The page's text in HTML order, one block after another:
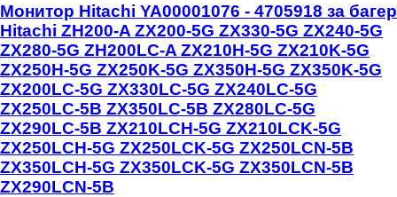
Монитор Hitachi YA00001076 - 4705918 за багер
Hitachi ZH200-A ZX200-5G ZX330-5G ZX240-5G
ZX280-5G ZH200LC-A ZX210H-5G ZX210K-5G
ZX250H-5G ZX250K-5G ZX350H-5G ZX350K-5G
ZX200LC-5G ZX330LC-5G ZX240LC-5G
ZX250LC-5B ZX350LC-5B ZX280LC-5G
ZX290LC-5B ZX210LCH-5G ZX210LCK-5G
ZX250LCH-5G ZX250LCK-5G ZX250LCN-5B
ZX350LCH-5G ZX350LCK-5G ZX350LCN-5B
ZX290LCN-5B